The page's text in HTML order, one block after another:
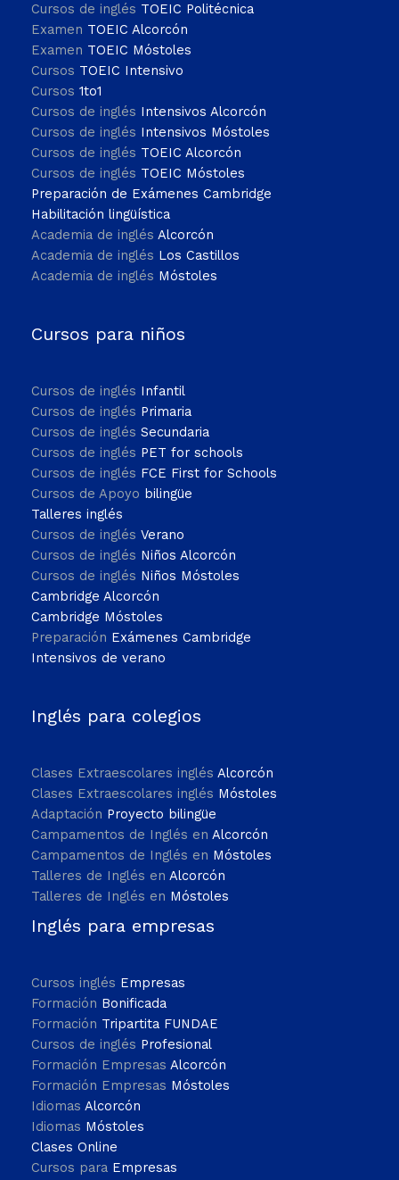
Cursos de inglés TOEIC Politécnica
Examen TOEIC Alcorcón
Examen TOEIC Móstoles
Cursos TOEIC Intensivo
Cursos 1to1
Cursos de inglés Intensivos Alcorcón
Cursos de inglés Intensivos Móstoles
Cursos de inglés TOEIC Alcorcón
Cursos de inglés TOEIC Móstoles
Preparación de Exámenes Cambridge
Habilitación lingüística
Academia de inglés Alcorcón
Academia de inglés Los Castillos
Academia de inglés Móstoles
Cursos para niños
Cursos de inglés Infantil
Cursos de inglés Primaria
Cursos de inglés Secundaria
Cursos de inglés PET for schools
Cursos de inglés FCE First for Schools
Cursos de Apoyo bilingüe
Talleres inglés
Cursos de inglés Verano
Cursos de inglés Niños Alcorcón
Cursos de inglés Niños Móstoles
Cambridge Alcorcón
Cambridge Móstoles
Preparación Exámenes Cambridge
Intensivos de verano
Inglés para colegios
Clases Extraescolares inglés Alcorcón
Clases Extraescolares inglés Móstoles
Adaptación Proyecto bilingüe
Campamentos de Inglés en Alcorcón
Campamentos de Inglés en Móstoles
Talleres de Inglés en Alcorcón
Talleres de Inglés en Móstoles
Inglés para empresas
Cursos inglés Empresas
Formación Bonificada
Formación Tripartita FUNDAE
Cursos de inglés Profesional
Formación Empresas Alcorcón
Formación Empresas Móstoles
Idiomas Alcorcón
Idiomas Móstoles
Clases Online
Cursos para Empresas